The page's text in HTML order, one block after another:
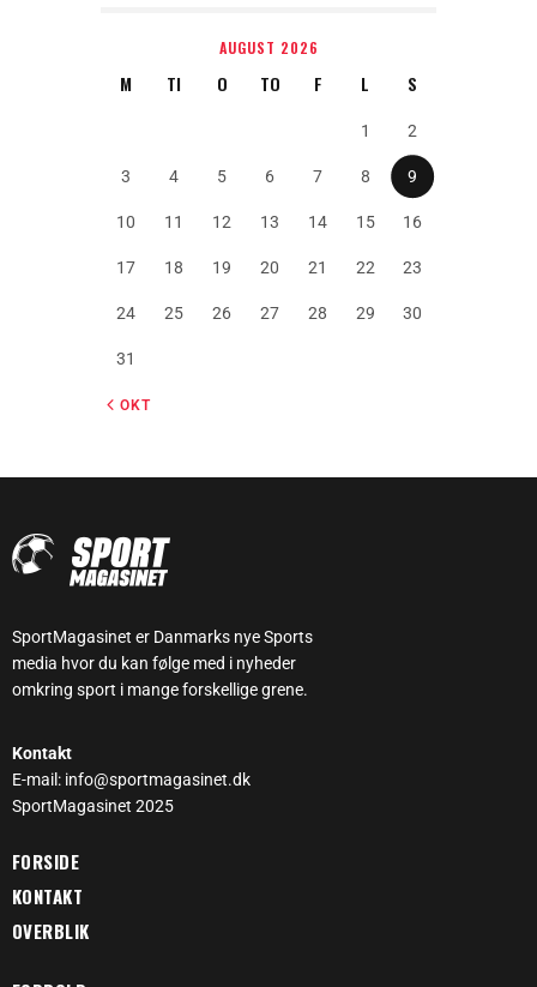
AUGUST 2026
M TI O TO F L S
1 2
3 4 5 6 7 8 9
10 11 12 13 14 15 16
17 18 19 20 21 22 23
24 25 26 27 28 29 30
31
« OKT
SportMagasinet er Danmarks nye Sports
media hvor du kan følge med i nyheder
omkring sport i mange forskellige grene.
Kontakt
E-mail: info@sportmagasinet.dk
SportMagasinet 2025
FORSIDE
KONTAKT
OVERBLIK